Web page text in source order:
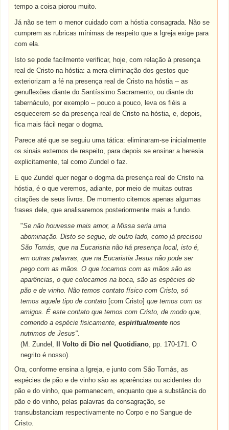
tempo a coisa piorou muito.
Já não se tem o menor cuidado com a hóstia consagrada. Não se
cumprem as rubricas mínimas de respeito que a Igreja exige para
com ela.
Isto se pode facilmente verificar, hoje, com relação à presença
real de Cristo na hóstia: a mera eliminação dos gestos que
exteriorizam a fé na presença real de Cristo na hóstia -- as
genuflexões diante do Santíssimo Sacramento, ou diante do
tabernáculo, por exemplo -- pouco a pouco, leva os fiéis a
esquecerem-se da presença real de Cristo na hóstia, e, depois,
fica mais fácil negar o dogma.
Parece até que se seguiu uma tática: eliminaram-se inicialmente
os sinais externos de respeito, para depois se ensinar a heresia
explicitamente, tal como Zundel o faz.
E que Zundel quer negar o dogma da presença real de Cristo na
hóstia, é o que veremos, adiante, por meio de muitas outras
citações de seus livros. De momento citemos apenas algumas
frases dele, que analisaremos posteriormente mais a fundo.
"Se não houvesse mais amor, a Missa seria uma
abominação. Disto se segue, de outro lado, como já precisou
São Tomás, que na Eucaristia não há presença local, isto é,
em outras palavras, que na Eucaristia Jesus não pode ser
pego com as mãos. O que tocamos com as mãos são as
aparências, o que colocamos na boca, são as espécies de
pão e de vinho. Não temos contato físico com Cristo, só
temos aquele tipo de contato [com Cristo]que temos com os
amigos. É este contato que temos com Cristo, de modo que,
comendo a espécie fisicamente, espiritualmentenos
nutrimos de Jesus".
(M. Zundel,
Il Volto di Dio nel Quotidiano, pp. 170-171. O
negrito é nosso).
Ora, conforme ensina a Igreja, e junto com São Tomás, as
espécies de pão e de vinho são as aparências ou acidentes do
pão e do vinho, que permanecem, enquanto que a substância do
pão e do vinho, pelas palavras da consagração, se
transubstanciam respectivamente no Corpo e no Sangue de
Cristo.